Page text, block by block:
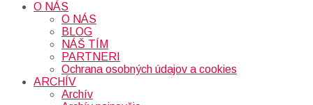
O NÁS
O NÁS
BLOG
NÁŠ TÍM
PARTNERI
Ochrana osobných údajov a cookies
ARCHÍV
Archív